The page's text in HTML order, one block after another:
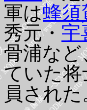
軍は蜂須
秀元・ 宇
骨浦な
ていた
員された